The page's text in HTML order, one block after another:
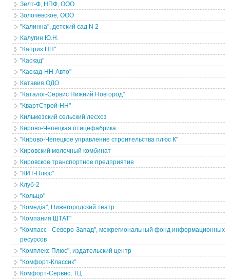
Зелт-Ф, НПФ, ООО
Золочевское, ООО
"Калинна", детский сад N 2
Калугин Ю.Н.
"Каприз НН"
"Каскад"
"Каскад-НН-Авто"
Катавия ОДО
"Каталог-Сервис Нижний Новгород"
"КвартСтрой-НН"
Кильмезский сельский лесхоз
Кирово-Чепецкая птицефабрика
"Кирово-Чепецкое управление строительства плюс К"
Кировский молочный комбинат
Кировское транспортное предприятие
"КИТ-Плюс"
Клуб-2
"Кольцо"
"Комедiа", Нижегородский театр
"Компания ШТАТ"
"Компасс - Северо-Запад", межрегиональный фонд информационных
ресурсов
"Комплекс Плюс", издательский центр
"Комфорт-Классик"
Комфорт-Сервис, ТЦ